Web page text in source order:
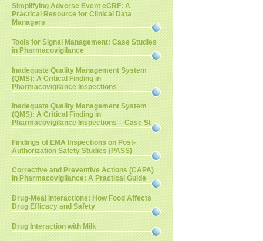
Simplifying Adverse Event eCRF: A
Practical Resource for Clinical Data
Managers
Tools for Signal Management: Case Studies
in Pharmacovigilance
Inadequate Quality Management System
(QMS): A Critical Finding in
Pharmacovigilance Inspections
Inadequate Quality Management System
(QMS): A Critical Finding in
Pharmacovigilance Inspections – Case St
Findings of EMA Inspections on Post-
Authorization Safety Studies (PASS)
Corrective and Preventive Actions (CAPA)
in Pharmacovigilance: A Practical Guide
Drug-Meal Interactions: How Food Affects
Drug Efficacy and Safety
Drug Interaction with Milk